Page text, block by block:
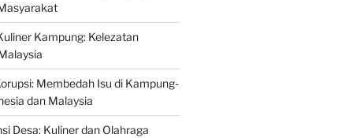
Kampung: Kelezatan
Membedah Isu di Kampung-
dan Malaysia
Desa: Kuliner dan Olahraga